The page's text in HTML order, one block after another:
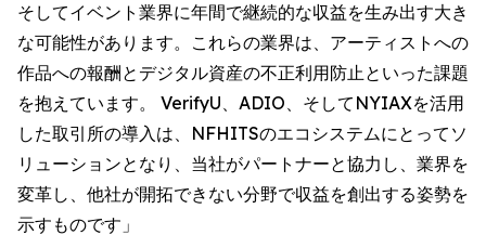
そしてイベント業界に年間で継続的な収益を生み出す大き
な可能性があります。これらの業界は、アーティストへの
作品への報酬とデジタル資産の不正利用防止といった課題
を抱えています。 VerifyU、ADIO、そしてNYIAXを活用
した取引所の導入は、NFHITSのエコシステムにとってソ
リューションとなり、当社がパートナーと協力し、業界を
変革し、他社が開拓できない分野で収益を創出する姿勢を
示すものです」